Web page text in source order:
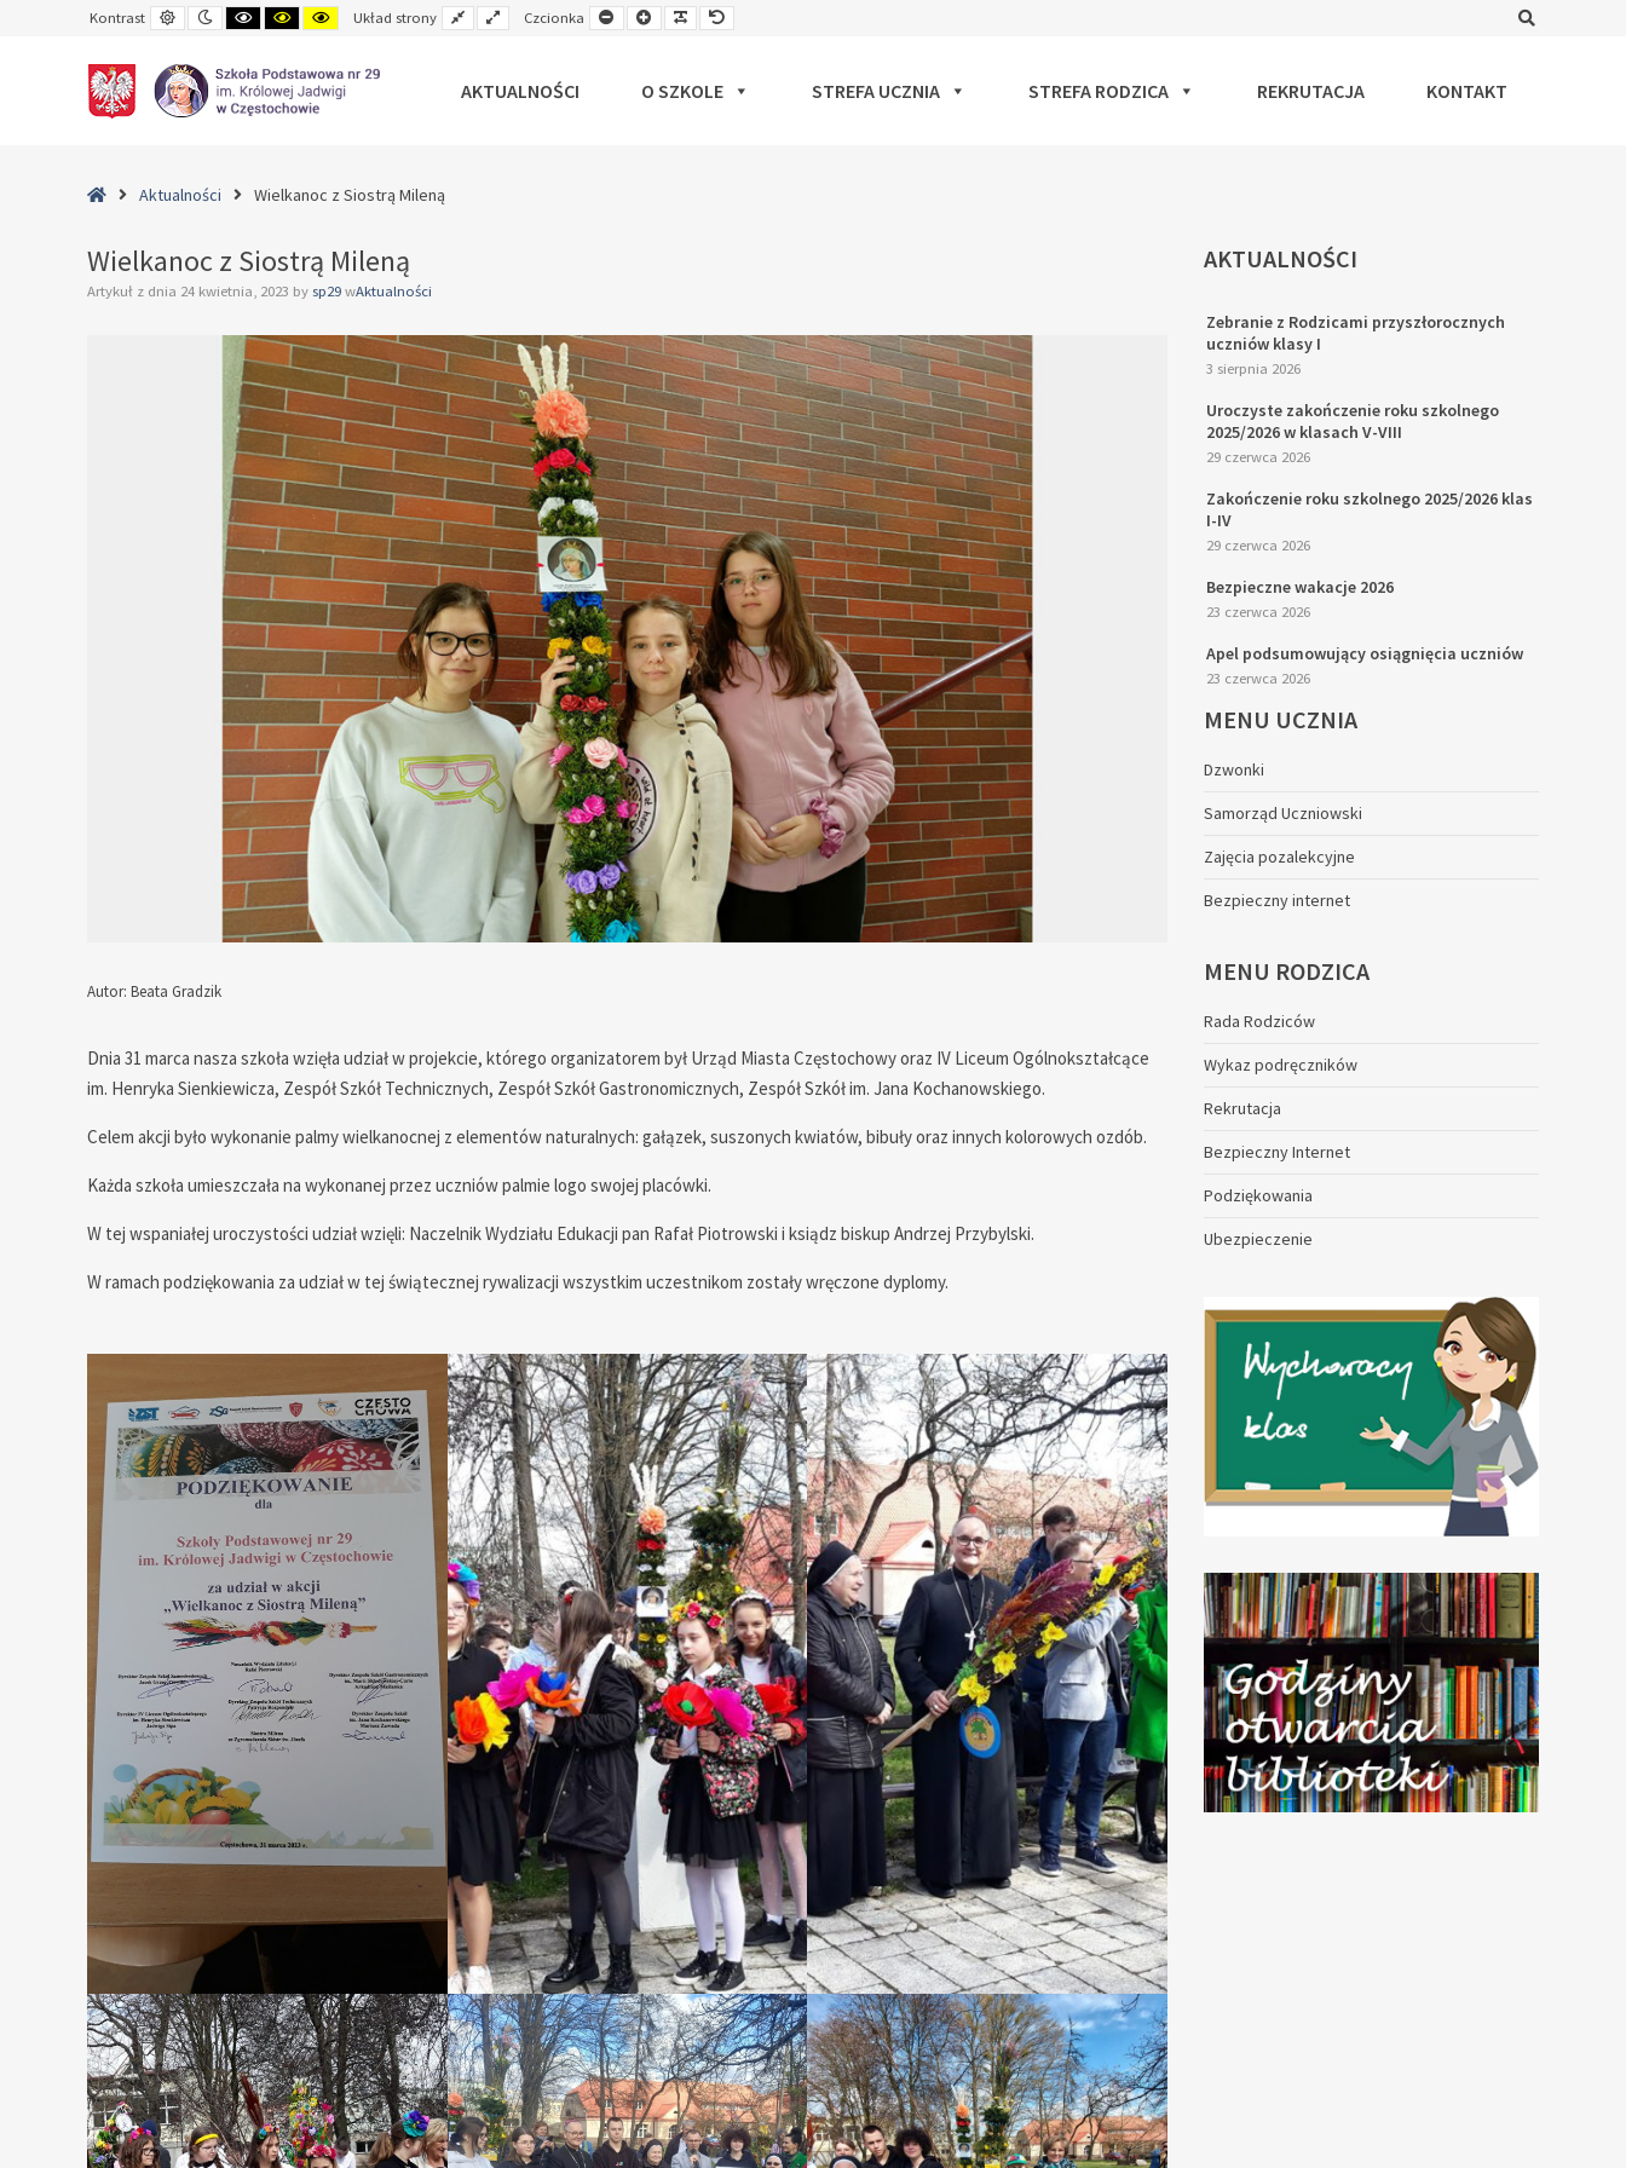
Kontrast
Default
contrast
Night
contrast
Black
and
Black
and
Yellow
and
Układ strony
Fixed
layout
Wide
layout
Czcionka
Smaller
Font
Larger
Font
Readable
Font
Default
Font
AKTUALNOŚCI O SZKOLE STREFA UCZNIA STREFA RODZICA REKRUTACJA KONTAKT
HomeAktualności Wielkanoc z Siostrą Mileną
Wielkanoc z Siostrą Mileną
Artykuł z dnia 24 kwietnia, 2023 by sp29 wAktualności
Autor: Beata Gradzik
Dnia 31 marca nasza szkoła wzięła udział w projekcie, którego organizatorem był Urząd Miasta Częstochowy oraz IV Liceum Ogólnokształcące
im. Henryka Sienkiewicza, Zespół Szkół Technicznych, Zespół Szkół Gastronomicznych, Zespół Szkół im. Jana Kochanowskiego.
Celem akcji było wykonanie palmy wielkanocnej z elementów naturalnych: gałązek, suszonych kwiatów, bibuły oraz innych kolorowych ozdób.
Każda szkoła umieszczała na wykonanej przez uczniów palmie logo swojej placówki.
W tej wspaniałej uroczystości udział wzięli: Naczelnik Wydziału Edukacji pan Rafał Piotrowski i ksiądz biskup Andrzej Przybylski.
W ramach podziękowania za udział w tej świątecznej rywalizacji wszystkim uczestnikom zostały wręczone dyplomy.
AKTUALNOŚCI
Zebranie z Rodzicami przyszłorocznych
uczniów klasy I
3 sierpnia 2026
Uroczyste zakończenie roku szkolnego
2025/2026 w klasach V-VIII
29 czerwca 2026
Zakończenie roku szkolnego 2025/2026 klas
I-IV
29 czerwca 2026
Bezpieczne wakacje 2026
23 czerwca 2026
Apel podsumowujący osiągnięcia uczniów
23 czerwca 2026
MENU UCZNIA
Dzwonki
Samorząd Uczniowski
Zajęcia pozalekcyjne
Bezpieczny internet
MENU RODZICA
Rada Rodziców
Wykaz podręczników
Rekrutacja
Bezpieczny Internet
Podziękowania
Ubezpieczenie